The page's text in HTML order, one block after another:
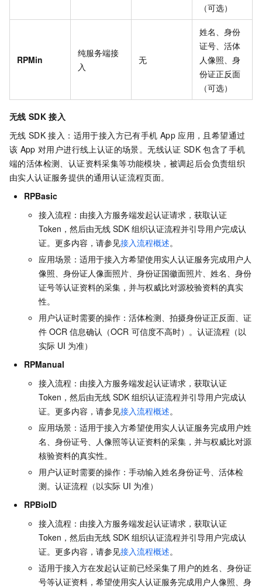
（可选）
RPMin
纯服务端接
入
无
姓名、身份
证号、活体
人像照、身
份证正反面
（可选）
无线 SDK 接入
无线 SDK 接入：适用于接入方已有手机 App 应用，且希望通过
该 App 对用户进行线上认证的场景。无线认证 SDK 包含了手机
端的活体检测、认证资料采集等功能模块，被调起后会负责组织
由实人认证服务提供的通用认证流程页面。
RPBasic
接入流程：由接入方服务端发起认证请求，获取认证
Token，然后由无线 SDK 组织认证流程并引导用户完成认
证。更多内容，请参见接入流程概述。
应用场景：适用于接入方希望使用实人认证服务完成用户人
像照、身份证人像面照片、身份证国徽面照片、姓名、身份
证号等认证资料的采集，并与权威比对源校验资料的真实
性。
用户认证时需要的操作：活体检测、拍摄身份证正反面、证
件 OCR 信息确认（OCR 可信度不高时）。认证流程（以
实际 UI 为准）
RPManual
接入流程：由接入方服务端发起认证请求，获取认证
Token，然后由无线 SDK 组织认证流程并引导用户完成认
证。更多内容，请参见接入流程概述。
应用场景：适用于接入方希望使用实人认证服务完成用户姓
名、身份证号、人像照等认证资料的采集，并与权威比对源
核验资料的真实性。
用户认证时需要的操作：手动输入姓名身份证号、活体检
测。认证流程（以实际 UI 为准）
RPBioID
接入流程：由接入方服务端发起认证请求，获取认证
Token，然后由无线 SDK 组织认证流程并引导用户完成认
证。更多内容，请参见接入流程概述。
适用于接入方在发起认证前已经采集了用户的姓名、身份证
号等认证资料，希望使用实人认证服务完成用户人像照、身